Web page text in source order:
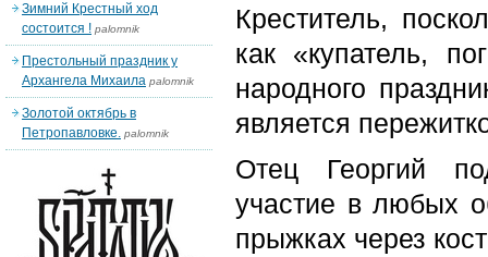
Креститель,
как «купатель,
народного
является
Отец Георгий
участие в любых
прыжках через
Зимний Крестный ход
состоится ! palomnik
Престольный праздник у
Архангела Михаила palomnik
Золотой октябрь в
Петропавловке. palomnik